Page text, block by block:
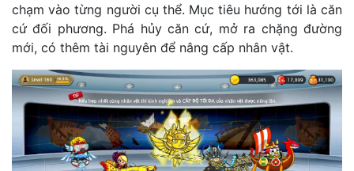
chạm vào từng người cụ thể. Mục tiêu hướng tới là căn
cứ đối phương. Phá hủy căn cứ, mở ra chặng đường
mới, có thêm tài nguyên để nâng cấp nhân vật.